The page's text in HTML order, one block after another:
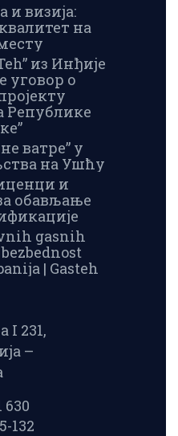
и визија:
на
из Инђије
уговор о
Републике
ватре” у
на Ушћу
и
обављање
gasnih
| Gasteh
I 231,
–
630
132